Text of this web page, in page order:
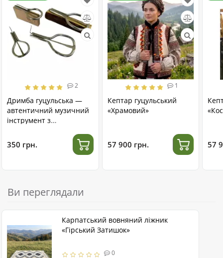
2
Дримба гуцульська —
автентичний музичний
інструмент з
350 грн.
1
Кептар гуцульський
«Храмовий»
57 900 грн. 57
Ви переглядали
Карпатський вовняний ліжник
«Гірський Затишок»
0